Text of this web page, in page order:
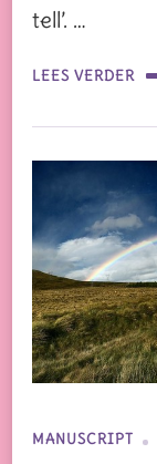
tell’. …
LEES VERDER
MANUSCRIPT